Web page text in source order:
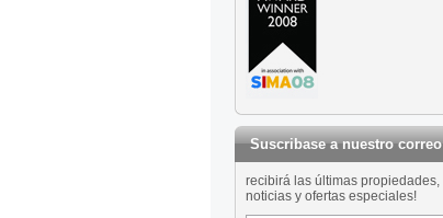
Suscribase a nuestro correo
recibirá las últimas propiedades,
noticias y ofertas especiales!